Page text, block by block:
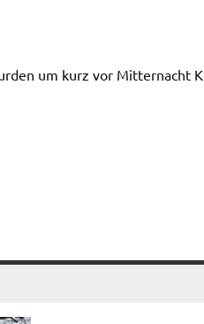
um kurz vor Mitternacht